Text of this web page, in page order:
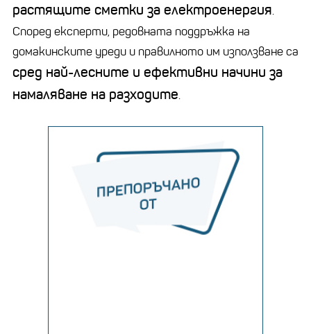
растящите сметки за електроенергия.
Според експерти, редовната поддръжка на
домакинските уреди и правилното им използване са
сред най-лесните и ефективни начини за
намаляване на разходите.